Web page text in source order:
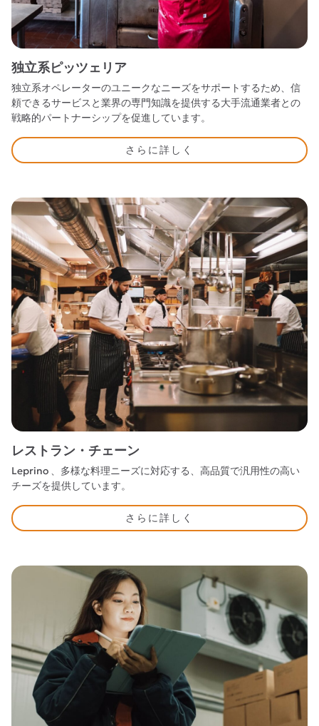
独立系ピッツェリア
独立系オペレーターのユニークなニーズをサポートするため、信
頼できるサービスと業界の専門知識を提供する大手流通業者との
戦略的パートナーシップを促進しています。
さらに詳しく
レストラン・チェーン
Leprino 、多様な料理ニーズに対応する、高品質で汎用性の高い
チーズを提供しています。
さらに詳しく